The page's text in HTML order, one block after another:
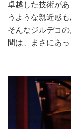
卓越した技術が
うような親近感も
そんなジルデコ
間は、まさにあっ